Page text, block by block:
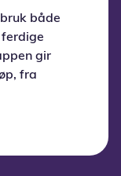
både
gir
fra